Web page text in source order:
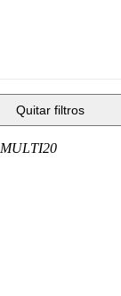
Quitar filtros
MULTI20